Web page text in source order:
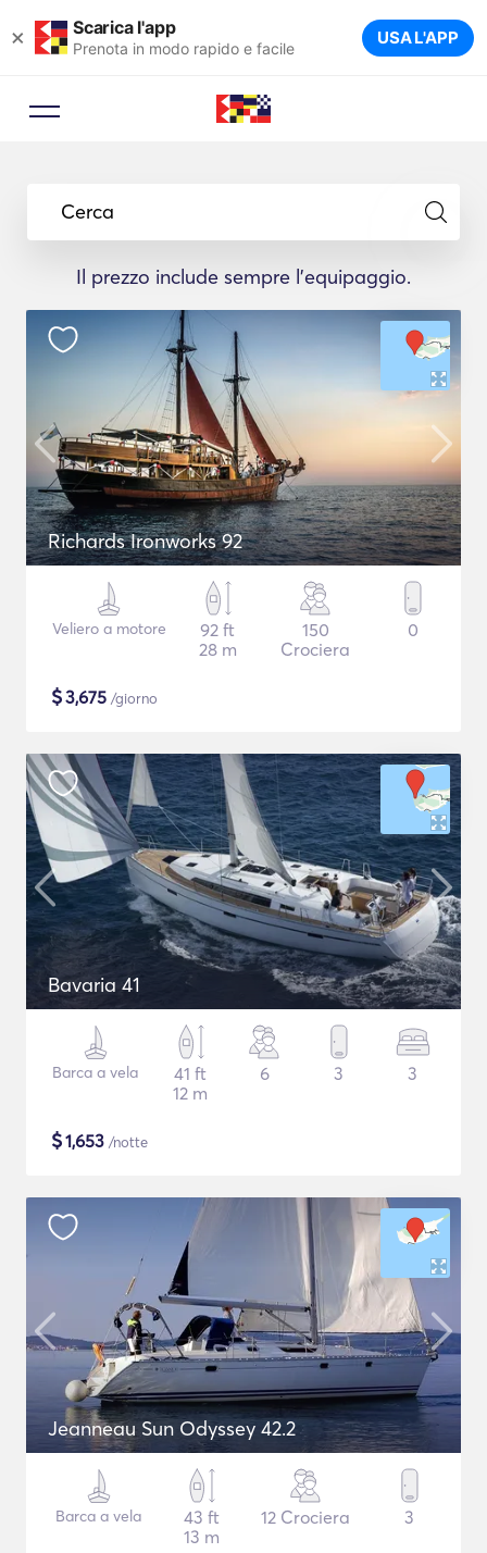
× Scarica l'app
Prenota in modo rapido e facile USA L'APP
Cerca
Il prezzo include sempre l'equipaggio.
Richards Ironworks 92
Veliero a motore
92 ft
28 m
150
Crociera
0
$3,675 /giorno
Bavaria 41
Barca a vela
41 ft
12 m
6 3 3
$1,653 /notte
Jeanneau Sun Odyssey 42.2
Barca a vela
43 ft
13 m
12 Crociera 3